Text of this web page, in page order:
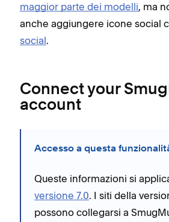
maggior parte dei modelli, ma
anche aggiungere icone social
social.
Connect your
account
Accesso a questa
Queste informazioni si
versione 7.0. I siti della
possono collegarsi a